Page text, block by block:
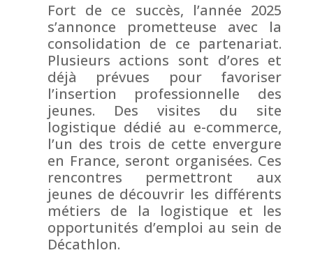
Fort de ce succès, l’année 2025
s’annonce prometteuse avec la
consolidation de ce partenariat.
Plusieurs actions sont d’ores et
déjà prévues pour favoriser
l’insertion professionnelle des
jeunes. Des visites du site
logistique dédié au e-commerce,
l’un des trois de cette envergure
en France, seront organisées. Ces
rencontres permettront aux
jeunes de découvrir les différents
métiers de la logistique et les
opportunités d’emploi au sein de
Décathlon.